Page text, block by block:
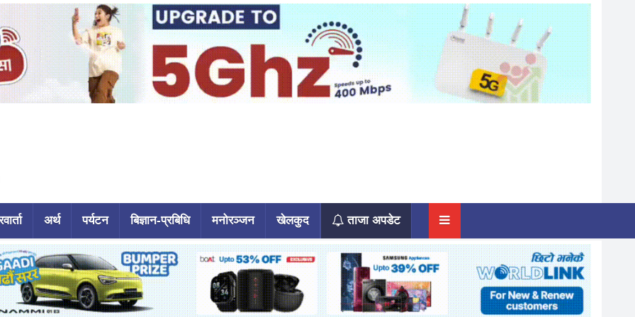
अर्थ पर्यटन बिज्ञान-प्रबिधि मनोरञ्जन खेलकुद ताजा अपडेट